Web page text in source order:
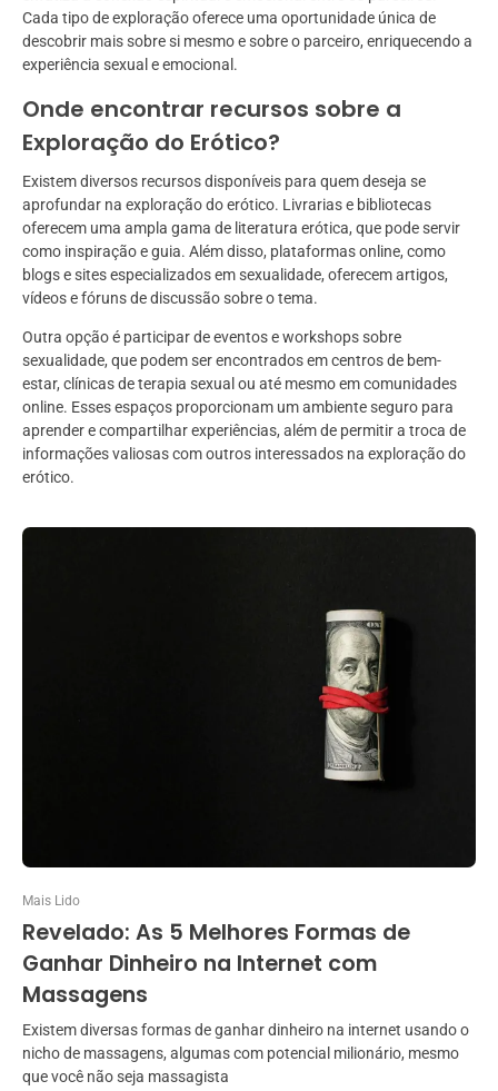
Cada tipo de exploração oferece uma oportunidade única de
descobrir mais sobre si mesmo e sobre o parceiro, enriquecendo a
experiência sexual e emocional.
Onde encontrar recursos sobre a
Exploração do Erótico?
Existem diversos recursos disponíveis para quem deseja se
aprofundar na exploração do erótico. Livrarias e bibliotecas
oferecem uma ampla gama de literatura erótica, que pode servir
como inspiração e guia. Além disso, plataformas online, como
blogs e sites especializados em sexualidade, oferecem artigos,
vídeos e fóruns de discussão sobre o tema.
Outra opção é participar de eventos e workshops sobre
sexualidade, que podem ser encontrados em centros de bem-
estar, clínicas de terapia sexual ou até mesmo em comunidades
online. Esses espaços proporcionam um ambiente seguro para
aprender e compartilhar experiências, além de permitir a troca de
informações valiosas com outros interessados na exploração do
erótico.
Mais Lido
Revelado: As 5 Melhores Formas de
Ganhar Dinheiro na Internet com
Massagens
Existem diversas formas de ganhar dinheiro na internet usando o
nicho de massagens, algumas com potencial milionário, mesmo
que você não seja massagista